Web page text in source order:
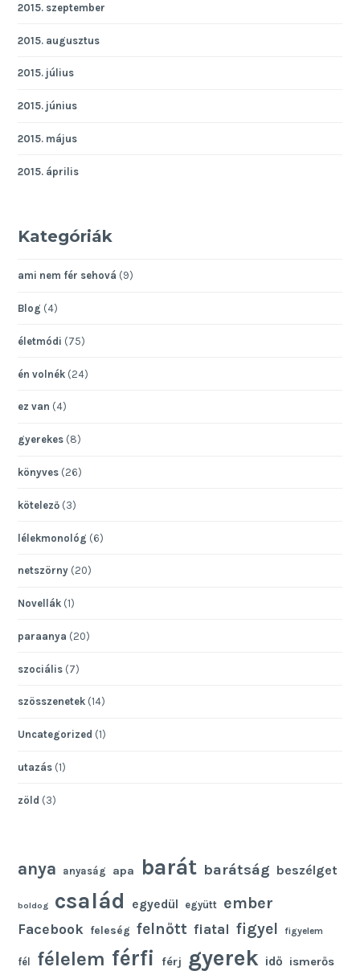
2015. szeptember
2015. augusztus
2015. július
2015. június
2015. május
2015. április
Kategóriák
ami nem fér sehová (9)
Blog (4)
életmódi (75)
én volnék (24)
ez van (4)
gyerekes (8)
könyves (26)
kötelező (3)
lélekmonológ (6)
netszörny (20)
Novellák (1)
paraanya (20)
szociális (7)
szösszenetek (14)
Uncategorized (1)
utazás (1)
zöld (3)
anya anyaság apa barát barátság beszélget
boldog család egyedül együtt ember
Facebook feleség felnőtt fiatal figyel figyelem
fél félelem férfi férj gyerek idő ismerős